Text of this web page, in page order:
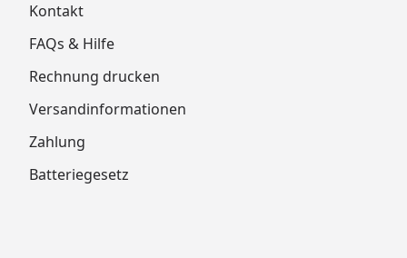
Kontakt
FAQs & Hilfe
Rechnung drucken
Versandinformationen
Zahlung
Batteriegesetz